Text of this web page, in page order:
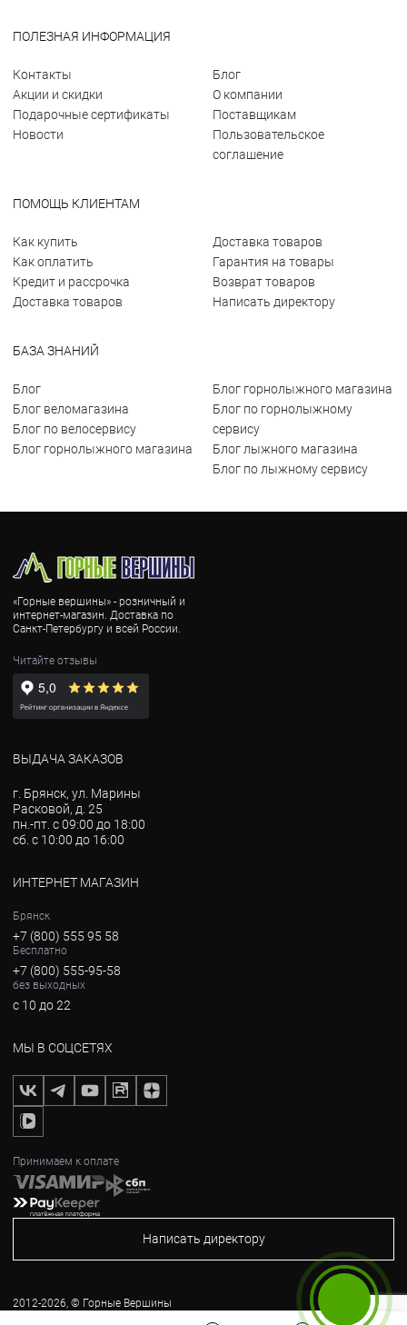
ПОЛЕЗНАЯ ИНФОРМАЦИЯ
Контакты
Акции и скидки
Подарочные сертификаты
Новости
Блог
О компании
Поставщикам
Пользовательское
соглашение
ПОМОЩЬ КЛИЕНТАМ
Как купить
Как оплатить
Кредит и рассрочка
Доставка товаров
Доставка товаров
Гарантия на товары
Возврат товаров
Написать директору
БАЗА ЗНАНИЙ
Блог
Блог веломагазина
Блог по велосервису
Блог горнолыжного магазина
Блог горнолыжного магазина
Блог по горнолыжному
сервису
Блог лыжного магазина
Блог по лыжному сервису
«Горные вершины» - розничный и
интернет-магазин. Доставка по
Санкт-Петербургу и всей России.
Читайте отзывы
ВЫДАЧА ЗАКАЗОВ
г. Брянск, ул. Марины
Расковой, д. 25
пн.-пт. с 09:00 до 18:00
сб. с 10:00 до 16:00
ИНТЕРНЕТ МАГАЗИН
Брянск
+7 (800) 555 95 58
Бесплатно
+7 (800) 555-95-58
без выходных
с 10 до 22
МЫ В СОЦСЕТЯХ
Принимаем к оплате
Написать директору
2012-2026, © Горные Вершины